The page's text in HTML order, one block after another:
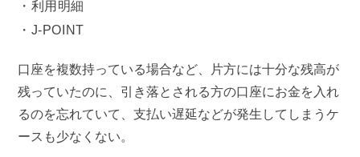
利用明細
J-POINT
口座を複数持っている場合など、片方には十分な残高が
残っていたのに、引き落とされる方の口座にお金を入れ
るのを忘れていて、支払い遅延などが発生してしまうケ
ースも少なくない。